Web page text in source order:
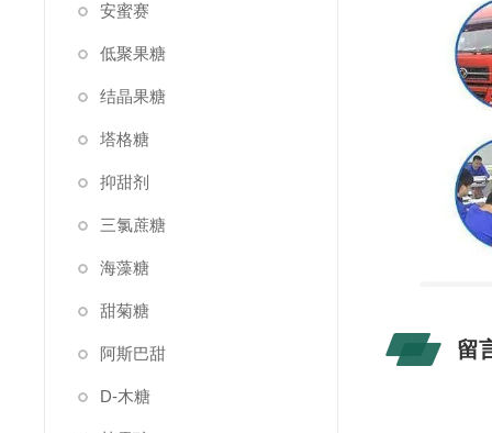
安蜜赛
低聚果糖
结晶果糖
塔格糖
抑甜剂
三氯蔗糖
海藻糖
甜菊糖
阿斯巴甜
D-木糖
留